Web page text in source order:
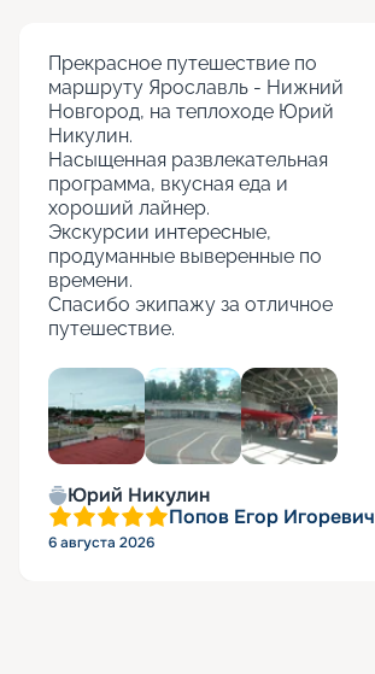
Прекрасное путешествие по
маршруту Ярославль - Нижний
Новгород, на теплоходе Юрий
Никулин.
Насыщенная развлекательная
программа, вкусная еда и
хороший лайнер.
Экскурсии интересные,
продуманные выверенные по
времени.
Спасибо экипажу за отличное
путешествие.
Юрий Никулин
Попов Егор Игоревич
6 августа 2026